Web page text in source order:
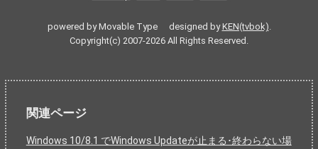
powered by Movable Type designed byKEN(tvbok).
Copyright(c) 2007-2026 All Rights Reserved.
関連ページ
Windows 10/8.1 でWindows Updateが止まる･終わらない場